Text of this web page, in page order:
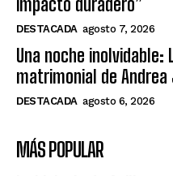
impacto duradero”
DESTACADA agosto 7, 2026
Una noche inolvidable:
matrimonial de
DESTACADA agosto 6, 2026
MÁS POPULAR